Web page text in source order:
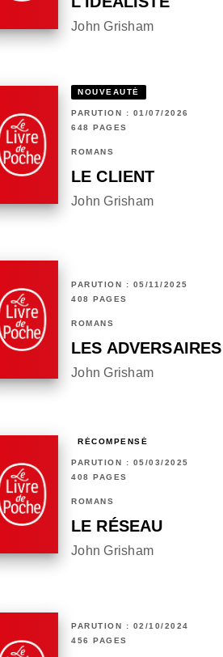
John Grisham
NOUVEAUTÉ
PARUTION : 01/07/2026
648 PAGES
ROMANS
LE CLIENT
John Grisham
PARUTION : 05/11/2025
408 PAGES
ROMANS
LES ADVERSAIRES
John Grisham
RÉCOMPENSÉ
PARUTION : 05/03/2025
408 PAGES
ROMANS
LE RÉSEAU
John Grisham
PARUTION : 02/10/2024
456 PAGES